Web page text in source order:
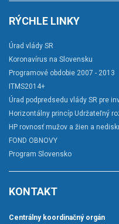
RÝCHLE LINKY
Úrad vlády SR
Koronavírus na Slovensku
Programové obdobie 2007 - 2013
ITMS2014+
Úrad podpredsedu vlády SR pre
Horizontálny princíp Udržateľný
HP rovnosť mužov a žien a
FOND OBNOVY
Program Slovensko
KONTAKT
Centrálny koordinačný orgán